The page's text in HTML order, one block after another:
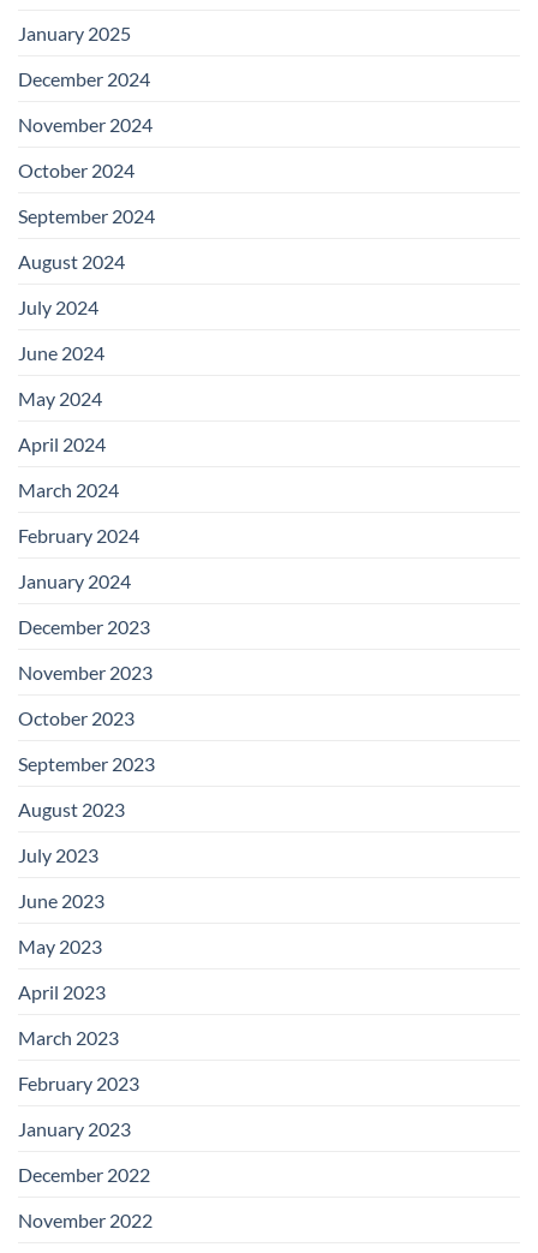
January 2025
December 2024
November 2024
October 2024
September 2024
August 2024
July 2024
June 2024
May 2024
April 2024
March 2024
February 2024
January 2024
December 2023
November 2023
October 2023
September 2023
August 2023
July 2023
June 2023
May 2023
April 2023
March 2023
February 2023
January 2023
December 2022
November 2022